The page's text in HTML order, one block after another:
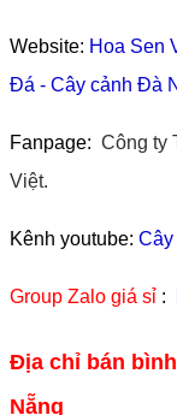
Website: Hoa Sen
Đá - Cây cảnh Đà
Fanpage: Công ty
Việt.
Kênh youtube: Cây
Group Zalo giá sỉ :
Địa chỉ bán
Nẵng